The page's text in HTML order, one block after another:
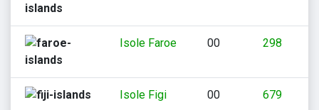
Isole Faroe 00 298
Isole Figi 00 679